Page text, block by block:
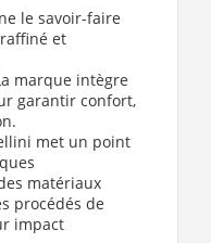
le savoir-faire
et
marque intègre
garantir confort,
met un point
matériaux
procédés de
impact